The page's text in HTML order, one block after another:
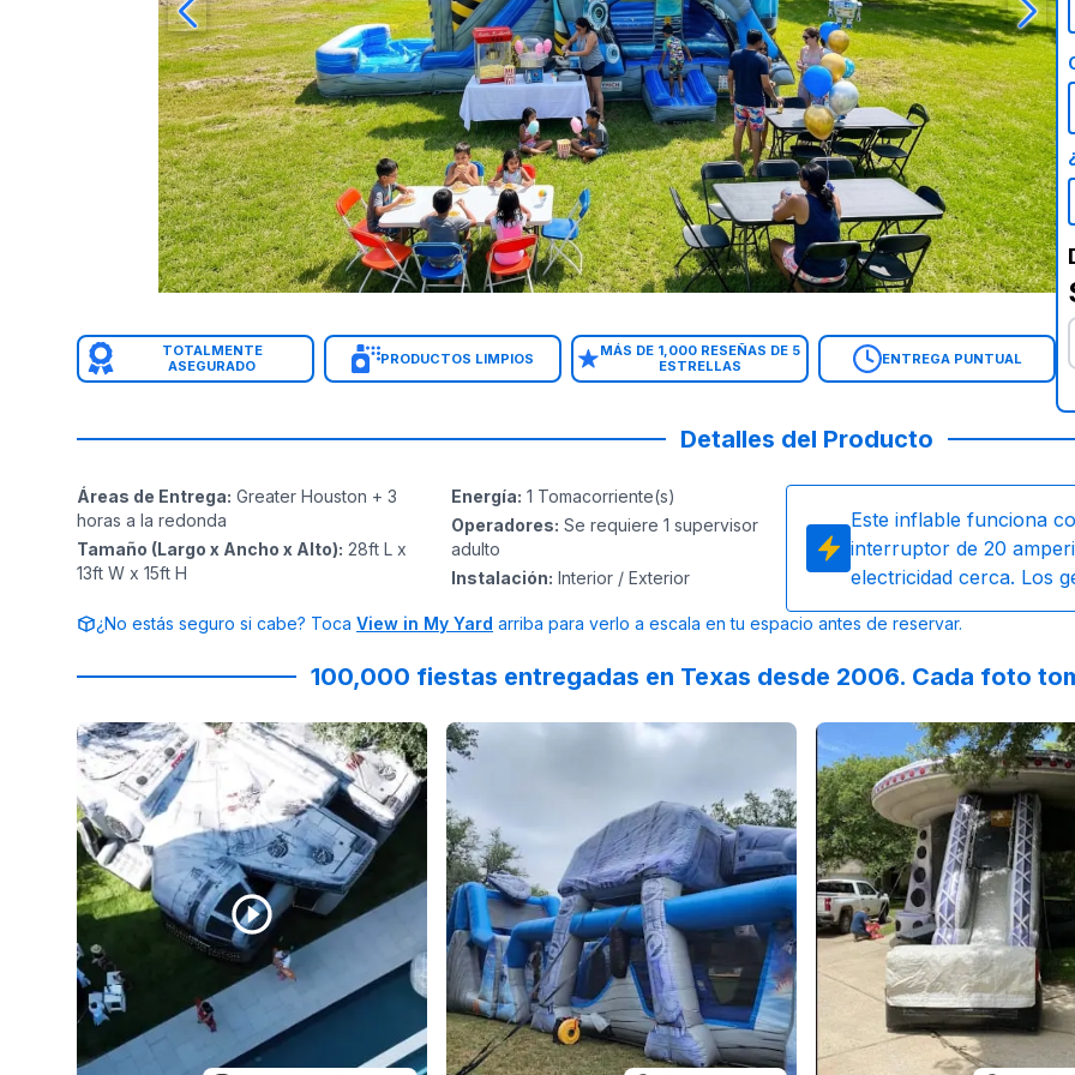
TOTALMENTE
ASEGURADO
PRODUCTOS LIMPIOS
MÁS DE 1,000 RESEÑAS DE 5
ESTRELLAS
ENTREGA PUNTUAL
Detalles del Producto
Áreas de Entrega: Greater Houston + 3
horas a la redonda
Tamaño (Largo x Ancho x Alto): 28ft L x
13ft W x 15ft H
Energía: 1 Tomacorriente(s)
Operadores: Se requiere 1 supervisor
adulto
Instalación: Interior / Exterior
Este inflable funciona
interruptor de 20
electricidad cerca. Los
¿No estás seguro si cabe? Toca View in My Yard arriba para verlo a escala en tu espacio antes de reservar.
100,000 fiestas entregadas en Texas desde 2006. Cada foto
Reviewed onInstagrambyshawnacollinsevents It was an epic day celebrating Jaxon’s 6th birthday!
Reviewed on GoogleReviews Tierney Kemper This company
Reviewed onGoogleReviews